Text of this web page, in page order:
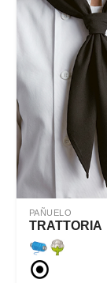
PAÑUELO
TRATTORIA